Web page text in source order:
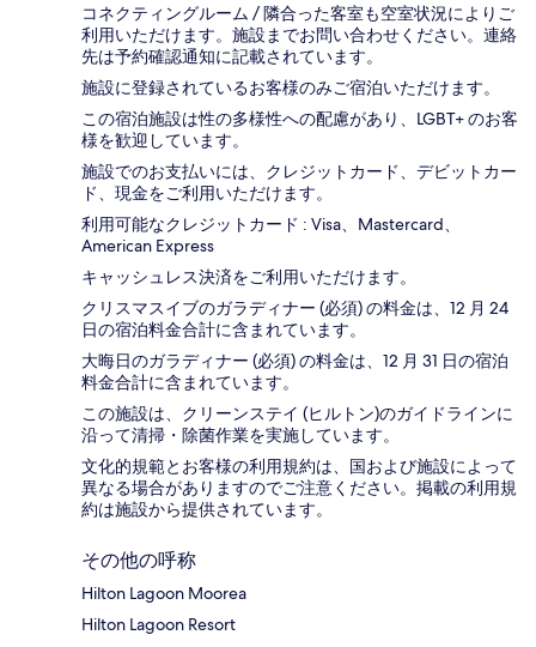
コネクティングルーム / 隣合った客室も空室状況によりご
利用いただけます。施設までお問い合わせください。連絡
先は予約確認通知に記載されています。
施設に登録されているお客様のみご宿泊いただけます。
この宿泊施設は性の多様性への配慮があり、LGBT+ のお客
様を歓迎しています。
施設でのお支払いには、クレジットカード、デビットカー
ド、現金をご利用いただけます。
利用可能なクレジットカード : Visa、Mastercard、
American Express
キャッシュレス決済をご利用いただけます。
クリスマスイブのガラディナー (必須) の料金は、12 月 24
日の宿泊料金合計に含まれています。
大晦日のガラディナー (必須) の料金は、12 月 31 日の宿泊
料金合計に含まれています。
この施設は、クリーンステイ (ヒルトン)のガイドラインに
沿って清掃・除菌作業を実施しています。
文化的規範とお客様の利用規約は、国および施設によって
異なる場合がありますのでご注意ください。掲載の利用規
約は施設から提供されています。
その他の呼称
Hilton Lagoon Moorea
Hilton Lagoon Resort